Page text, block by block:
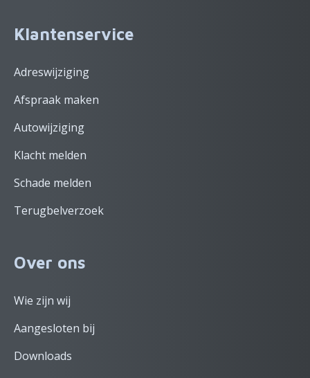
Klantenservice
Adreswijziging
Afspraak maken
Autowijziging
Klacht melden
Schade melden
Terugbelverzoek
Over ons
Wie zijn wij
Aangesloten bij
Downloads